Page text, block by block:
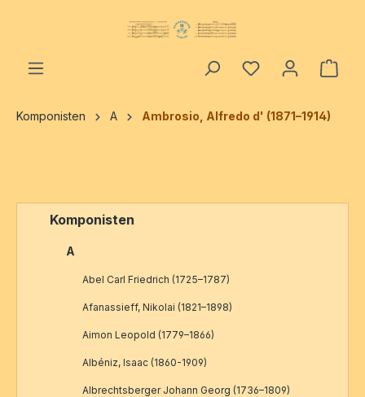
Komponisten A Ambrosio, Alfredo d' (1871–1914)
Komponisten
A
Abel Carl Friedrich (1725–1787)
Afanassieff, Nikolai (1821–1898)
Aimon Leopold (1779–1866)
Albéniz, Isaac (1860-1909)
Albrechtsberger Johann Georg (1736–1809)